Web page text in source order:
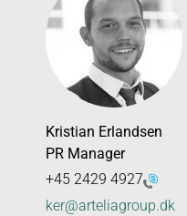
Kristian Erlandsen
PR Manager
+45 2429 4927
ker@arteliagroup.dk